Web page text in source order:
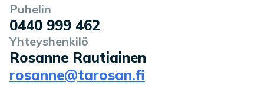
Puhelin
0440 999 462
Yhteyshenkilö
Rosanne Rautiainen
rosanne@tarosan.fi